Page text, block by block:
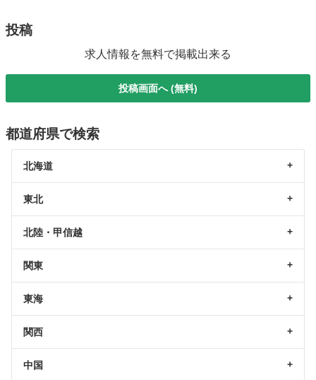
投稿
求人情報を無料で掲載出来る
投稿画面へ (無料)
都道府県で検索
北海道
東北
北陸・甲信越
関東
東海
関西
中国